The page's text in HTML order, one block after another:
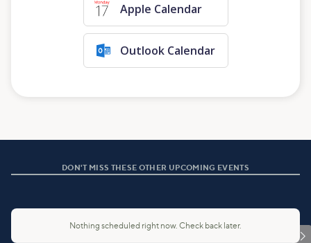
Apple Calendar
Outlook Calendar
DON'T MISS THESE OTHER UPCOMING EVENTS

Nothing scheduled right now. Check back later.